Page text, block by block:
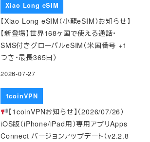
Xiao Long eSIM
【Xiao Long eSIM（小龍eSIM）お知らせ】
【新登場】世界168ヶ国で使える通話・
SMS付きグローバルeSIM（米国番号 +1
つき・最長365日）
2026-07-27
1coinVPN
【1coinVPNお知らせ】（2026/07/26）
iOS版（iPhone/iPad用）専用アプリApps
Connect バージョンアップデート（v2.2.8